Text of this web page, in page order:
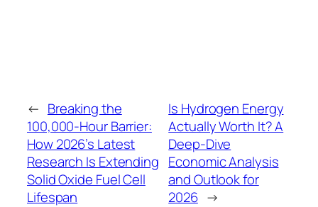
← Breaking the
100,000-Hour Barrier:
How 2026’s Latest
Research Is Extending
Solid Oxide Fuel Cell
Lifespan
Is Hydrogen Energy
Actually Worth It? A
Deep-Dive
Economic Analysis
and Outlook for
2026 →